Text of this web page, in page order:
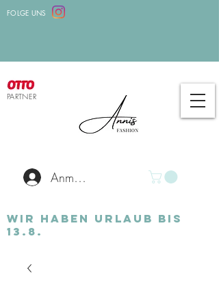
FOLGE UNS
PARTNER
Anmelden
Wir haben Urlaub bis
13.8.